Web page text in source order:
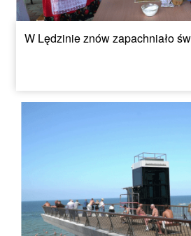
W Lędzinie znów zapachniało